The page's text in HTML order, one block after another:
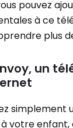
pouvez
à ce
plus
un
simplement
votre enfant,